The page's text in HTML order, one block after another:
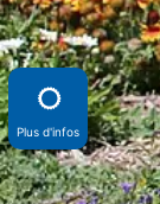
Plus d'infos